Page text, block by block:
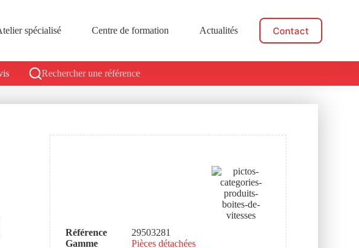
spécialisé Centre de formation Actualités Contact
Rechercher une référence
Référence
29503281
Gamme
Pièces détachées